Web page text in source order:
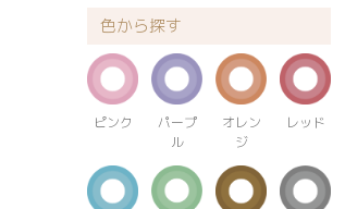
色から探す
ピンク
パープ
ル
オレン
ジ
レッド